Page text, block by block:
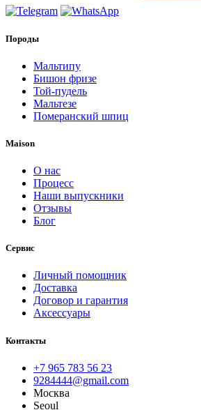
Породы
Мальтипу
Бишон фризе
Той-пудель
Мальтезе
Померанский шпиц
Maison
О нас
Процесс
Наши выпускники
Отзывы
Блог
Сервис
Личный помощник
Доставка
Договор и гарантия
Аксессуары
Контакты
+7 965 783 56 23
9284444@gmail.com
Москва
Seoul